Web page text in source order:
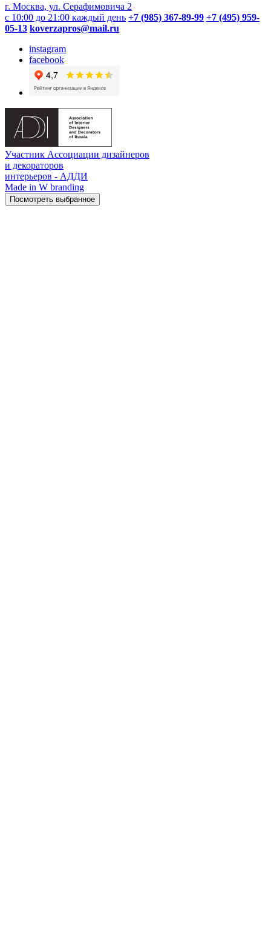
г. Москва, ул. Серафимовича 2
с 10:00 до 21:00 каждый день +7 (985) 367-89-99 +7 (495) 959-
05-13 koverzapros@mail.ru
instagram
facebook
Участник Ассоциации дизайнеров
и декораторов
интерьеров - АДДИ
Made in W branding
Посмотреть выбранное